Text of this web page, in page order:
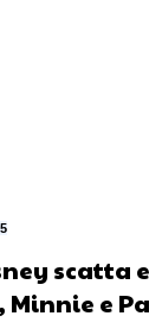
scatta
Minnie e